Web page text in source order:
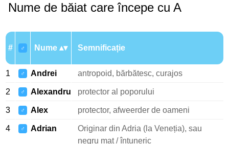
Nume de băiat care începe cu A
# ♂ Nume Semnificație
1 ♂ Andrei antropoid, bărbătesc, curajos
2 ♂ Alexandru protector al poporului
3 ♂ Alex protector, afweerder de oameni
4 ♂ Adrian
Originar din Adria (la Veneția), sau
negru mat / întuneric